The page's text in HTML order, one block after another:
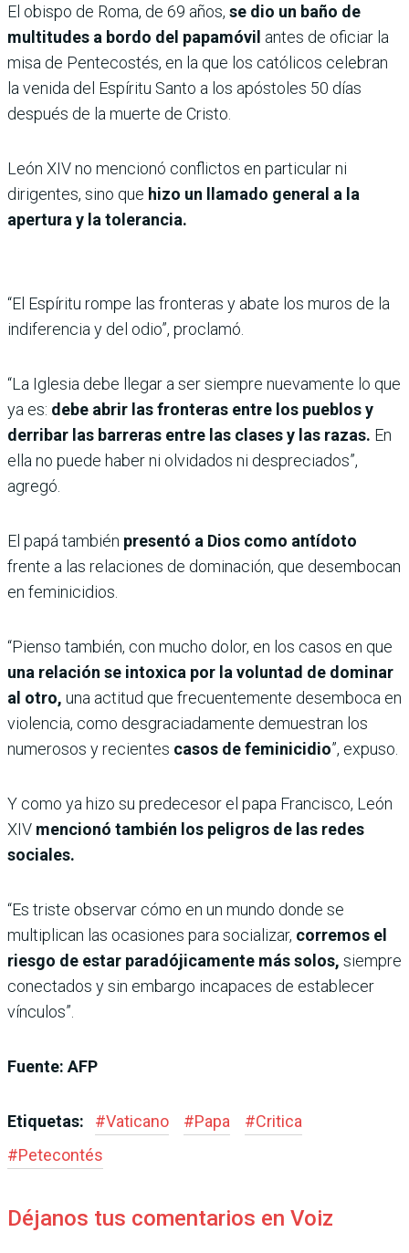
El obispo de Roma, de 69 años, se dio un baño de
multitudes a bordo del papamóvil antes de oficiar la
misa de Pentecostés, en la que los católicos celebran
la venida del Espíritu Santo a los apóstoles 50 días
después de la muerte de Cristo.
León XIV no mencionó conflictos en particular ni
dirigentes, sino que hizo un llamado general a la
apertura y la tolerancia.
“El Espíritu rompe las fronteras y abate los muros de la
indiferencia y del odio”, proclamó.
“La Iglesia debe llegar a ser siempre nuevamente lo que
ya es: debe abrir las fronteras entre los pueblos y
derribar las barreras entre las clases y las razas. En
ella no puede haber ni olvidados ni despreciados”,
agregó.
El papá también presentó a Dios como antídoto
frente a las relaciones de dominación, que desembocan
en feminicidios.
“Pienso también, con mucho dolor, en los casos en que
una relación se intoxica por la voluntad de dominar
al otro, una actitud que frecuentemente desemboca en
violencia, como desgraciadamente demuestran los
numerosos y recientes casos de feminicidio”, expuso.
Y como ya hizo su predecesor el papa Francisco, León
XIV mencionó también los peligros de las redes
sociales.
“Es triste observar cómo en un mundo donde se
multiplican las ocasiones para socializar, corremos el
riesgo de estar paradójicamente más solos, siempre
conectados y sin embargo incapaces de establecer
vínculos”.
Fuente: AFP
Etiquetas: #Vaticano #Papa #Critica
#Petecontés
Déjanos tus comentarios en Voiz